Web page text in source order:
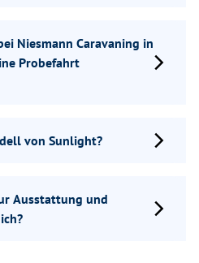
Niesmann Caravaning in
Probefahrt
von Sunlight?
Ausstattung und